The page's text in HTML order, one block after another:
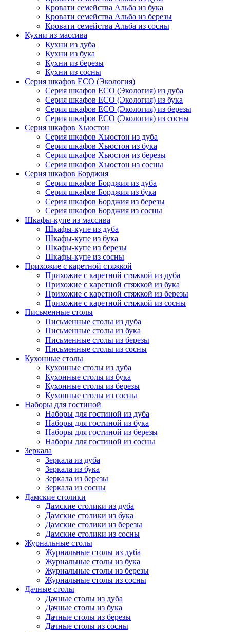
Кровати семейства Альба из бука
Кровати семейства Альба из березы
Кровати семейства Альба из сосны
Кухни из массива
Кухни из дуба
Кухни из бука
Кухни из березы
Кухни из сосны
Серия шкафов ECO (Экология)
Серия шкафов ECO (Экология) из дуба
Серия шкафов ECO (Экология) из бука
Серия шкафов ECO (Экология) из березы
Серия шкафов ECO (Экология) из сосны
Серия шкафов Хьюстон
Серия шкафов Хьюстон из дуба
Серия шкафов Хьюстон из бука
Серия шкафов Хьюстон из березы
Серия шкафов Хьюстон из сосны
Серия шкафов Борджия
Серия шкафов Борджия из дуба
Серия шкафов Борджия из бука
Серия шкафов Борджия из березы
Серия шкафов Борджия из сосны
Шкафы-купе из массива
Шкафы-купе из дуба
Шкафы-купе из бука
Шкафы-купе из березы
Шкафы-купе из сосны
Прихожие с каретной стяжкой
Прихожие с каретной стяжкой из дуба
Прихожие с каретной стяжкой из бука
Прихожие с каретной стяжкой из березы
Прихожие с каретной стяжкой из сосны
Письменные столы
Письменные столы из дуба
Письменные столы из бука
Письменные столы из березы
Письменные столы из сосны
Кухонные столы
Кухонные столы из дуба
Кухонные столы из бука
Кухонные столы из березы
Кухонные столы из сосны
Наборы для гостиной
Наборы для гостиной из дуба
Наборы для гостиной из бука
Наборы для гостиной из березы
Наборы для гостиной из сосны
Зеркала
Зеркала из дуба
Зеркала из бука
Зеркала из березы
Зеркала из сосны
Дамские столики
Дамские столики из дуба
Дамские столики из бука
Дамские столики из березы
Дамские столики из сосны
Журнальные столы
Журнальные столы из дуба
Журнальные столы из бука
Журнальные столы из березы
Журнальные столы из сосны
Дачные столы
Дачные столы из дуба
Дачные столы из бука
Дачные столы из березы
Дачные столы из сосны